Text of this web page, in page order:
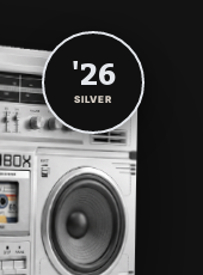
'26
SILVER